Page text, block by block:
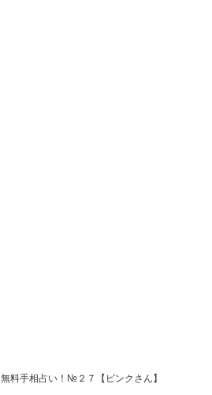
無料手相占い！№２７【ピンクさん】